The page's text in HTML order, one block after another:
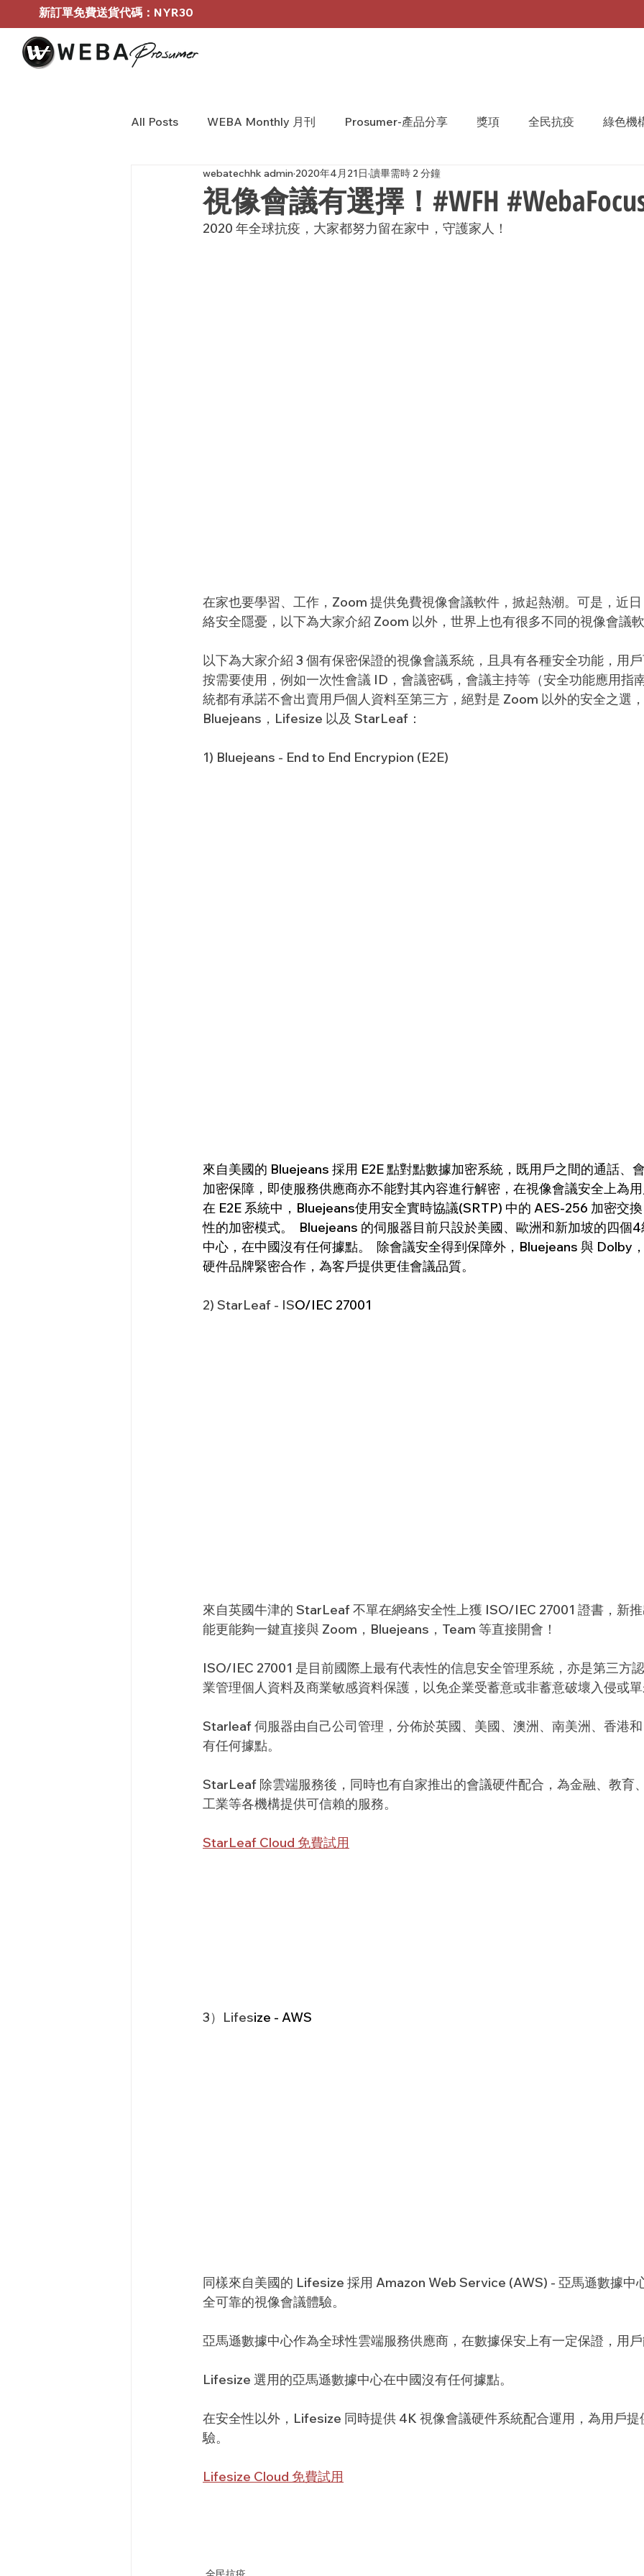
新訂單免費送貨代碼：NYR30
All Posts WEBA Monthly 月刊 Prosumer-產品分享 獎項 全民抗疫 綠色機
BOSE Profressional WEBA Monthly 台灣月刊
視像會議有選擇！#WFH
webatechhk admin 2020年4月21日 讀畢需時 2 分鐘
2020 年全球抗疫，大家都努力留在家中，守護家人！
在家也要學習、工作，Zoom 提供免費視像會議軟件，掀起熱潮。可是，近
絡安全隱憂，以下為大家介紹 Zoom 以外，世界上也有很多不同的視像會議
以下為大家介紹 3 個有保密保證的視像會議系統，且具有各種安全功能，用
按需要使用，例如一次性會議 ID，會議密碼，會議主持等（安全功能應用指
統都有承諾不會出賣用戶個人資料至第三方，絕對是 Zoom 以外的安全之選
Bluejeans，Lifesize 以及 StarLeaf：
1) Bluejeans - End to End Encrypion (E2E)
來自美國的 Bluejeans 採用 E2E 點對點數據加密系統，既用戶之間的通話、
加密保障，即使服務供應商亦不能對其內容進行解密，在視像會議安全上為
在 E2E 系統中，Bluejeans使用安全實時協議(SRTP) 中的 AES-256 加密交
性的加密模式。  Bluejeans 的伺服器目前只設於美國、歐洲和新加坡的四個4
中心，在中國沒有任何據點。  除會議安全得到保障外，Bluejeans 與 Dolby
硬件品牌緊密合作，為客戶提供更佳會議品質。
2) StarLeaf - ISO/IEC 27001
來自英國牛津的 StarLeaf 不單在網絡安全性上獲 ISO/IEC 27001 證書，新
能更能夠一鍵直接與 Zoom，Bluejeans，Team 等直接開會！
ISO/IEC 27001 是目前國際上最有代表性的信息安全管理系統，亦是第三方
業管理個人資料及商業敏感資料保護，以免企業受蓄意或非蓄意破壞入侵或單
Starleaf 伺服器由自己公司管理，分佈於英國、美國、澳洲、南美洲、香港
有任何據點。
StarLeaf 除雲端服務後，同時也有自家推出的會議硬件配合，為金融、教育
工業等各機構提供可信賴的服務。
StarLeaf Cloud 免費試用
3）Lifesize - AWS
同樣來自美國的 Lifesize 採用 Amazon Web Service (AWS) - 亞馬遜數據中
全可靠的視像會議體驗。
亞馬遜數據中心作為全球性雲端服務供應商，在數據保安上有一定保證，用戶
Lifesize 選用的亞馬遜數據中心在中國沒有任何據點。
在安全性以外，Lifesize 同時提供 4K 視像會議硬件系統配合運用，為用戶提
驗。
Lifesize Cloud 免費試用